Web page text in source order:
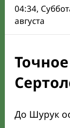
Время
Календарь
04:34,
августа
До Шурук